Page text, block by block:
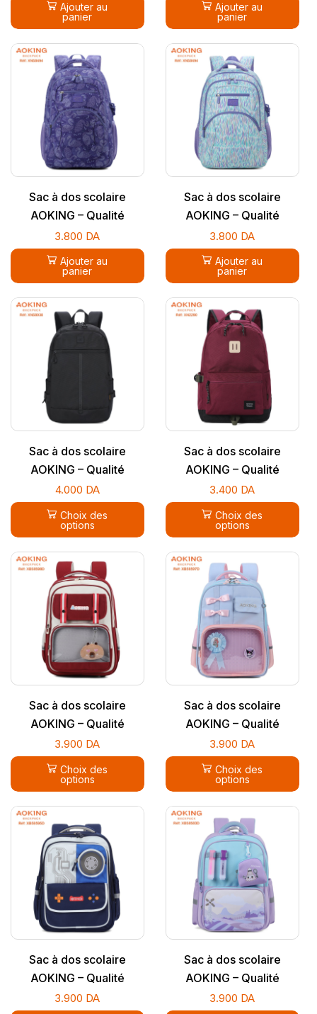
Ajouter au
panier
Ajouter au
panier
Sac à dos scolaire
AOKING – Qualité
supérieure
3.800 DA
Ajouter au
panier
Sac à dos scolaire
AOKING – Qualité
supérieure
3.800 DA
Ajouter au
panier
Sac à dos scolaire
AOKING – Qualité
supérieure
4.000 DA
Choix des
options
Sac à dos scolaire
AOKING – Qualité
supérieure
3.400 DA
Choix des
options
Sac à dos scolaire
AOKING – Qualité
supérieure
3.900 DA
Choix des
options
Sac à dos scolaire
AOKING – Qualité
supérieure
3.900 DA
Choix des
options
Sac à dos scolaire
AOKING – Qualité
supérieure
3.900 DA
Sac à dos scolaire
AOKING – Qualité
supérieure
3.900 DA